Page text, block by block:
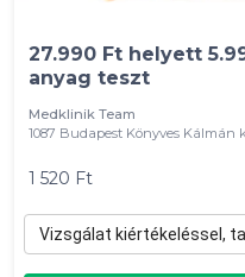
27.990 Ft helyett
anyag teszt
Medklinik Team
1087 Budapest Könyves Kálmán
1 520 Ft